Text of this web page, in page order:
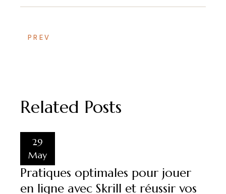
PREV
Related Posts
29
May
Pratiques optimales pour jouer
en ligne avec Skrill et réussir vos